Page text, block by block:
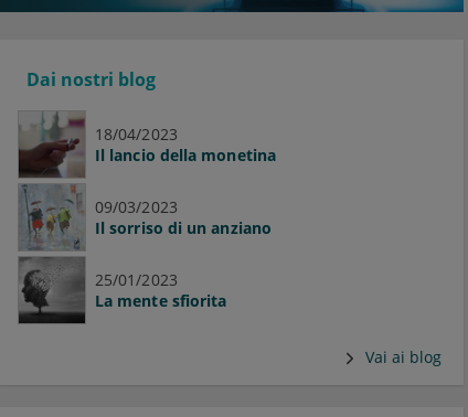
Dai nostri blog
18/04/2023
Il lancio della monetina
09/03/2023
Il sorriso di un anziano
25/01/2023
La mente sfiorita
Vai ai blog